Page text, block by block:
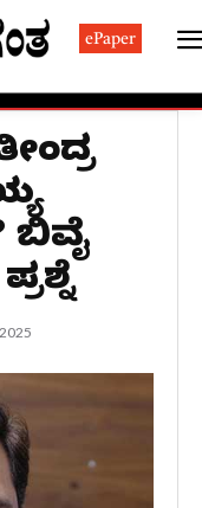
ePaper
ಬಿವೈ